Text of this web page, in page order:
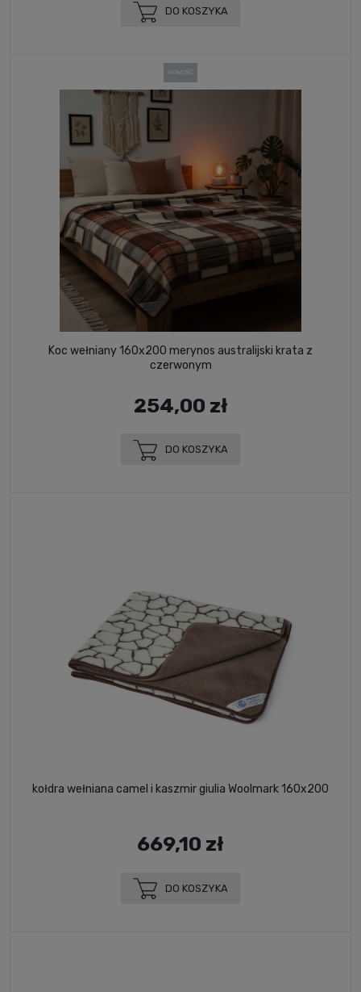
DO KOSZYKA
Koc wełniany 160x200 merynos australijski krata z
czerwonym
254,00 zł
DO KOSZYKA
NOWOŚĆ
kołdra wełniana camel i kaszmir giulia Woolmark 160x200
669,10 zł
DO KOSZYKA